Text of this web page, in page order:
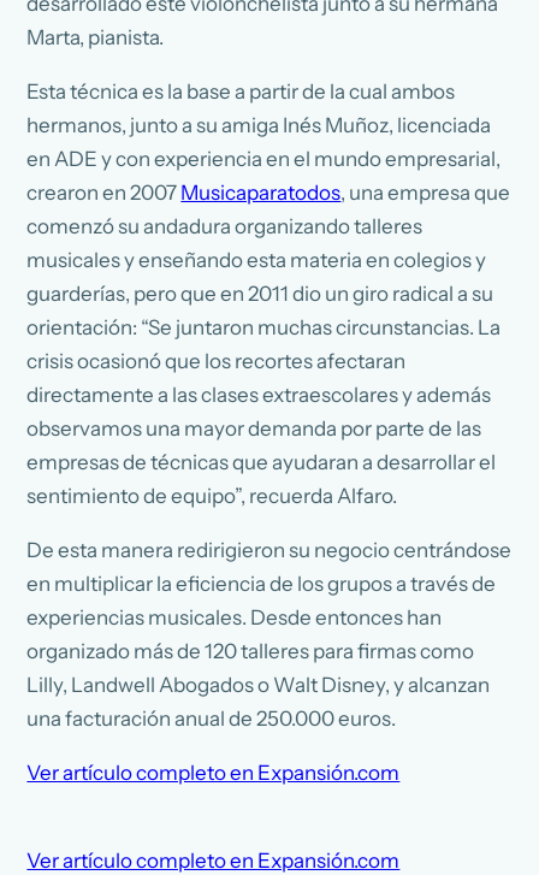
Marta, pianista.
Esta técnica es la base a partir de la cual ambos
hermanos, junto a su amiga Inés Muñoz, licenciada
en ADE y con experiencia en el mundo empresarial,
crearon en 2007 Musicaparatodos, una empresa que
comenzó su andadura organizando talleres
musicales y enseñando esta materia en colegios y
guarderías, pero que en 2011 dio un giro radical a su
orientación: “Se juntaron muchas circunstancias. La
crisis ocasionó que los recortes afectaran
directamente a las clases extraescolares y además
observamos una mayor demanda por parte de las
empresas de técnicas que ayudaran a desarrollar el
sentimiento de equipo”, recuerda Alfaro.
De esta manera redirigieron su negocio centrándose
en multiplicar la eficiencia de los grupos a través de
experiencias musicales. Desde entonces han
organizado más de 120 talleres para firmas como
Lilly, Landwell Abogados o Walt Disney, y alcanzan
una facturación anual de 250.000 euros.
Ver artículo completo en Expansión.com
Ver artículo completo en Expansión.com